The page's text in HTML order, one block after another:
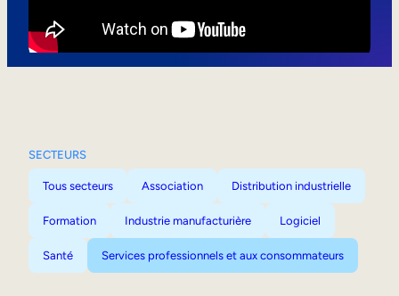
SECTEURS
Tous secteurs Association Distribution industrielle
Formation Industrie manufacturière Logiciel
Santé Services professionnels et aux consommateurs